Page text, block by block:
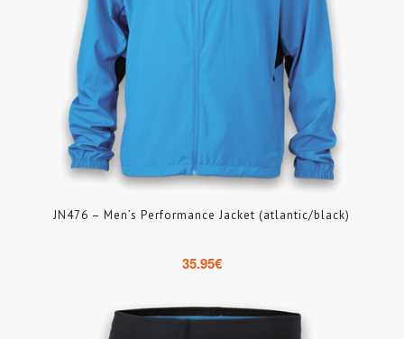
JN476 – Men’s Performance Jacket (atlantic/black)
35.95€